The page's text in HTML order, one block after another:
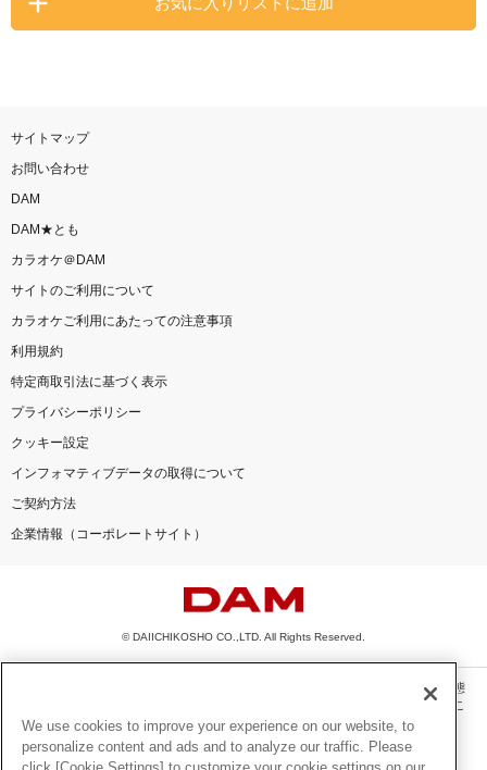
サイトマップ
お問い合わせ
DAM
DAM★とも
カラオケ＠DAM
サイトのご利用について
カラオケご利用にあたっての注意事項
利用規約
特定商取引法に基づく表示
プライバシーポリシー
クッキー設定
インフォマティブデータの取得について
ご契約方法
企業情報（コーポレートサイト）
© DAIICHIKOSHO CO.,LTD. All Rights Reserved.
このサイトに掲載されている一切の文章・画像・写真・動画・音声等を、手段や形態
を問わず、著作権法の定める範囲を超えて無断で複製、転載、ファイル化などするこ
とを禁じます。
楽曲及びコンテンツは、機種によりご利用いただけない場合があります。
We use cookies to improve your experience on our website, to
personalize content and ads and to analyze our traffic. Please